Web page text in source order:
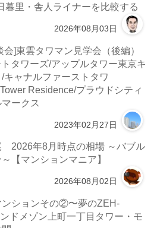
暮里・舎人ライナーを比較する
2026年08月03日
会]東雲タワマン見学会（後編）
タワーズ/アップルタワー東京キ
キャナルファーストタワ
Residence/プラウドシティ
ークス
2023年02月27日
2026年8月時点の相場 ～バブル
【マンションマニア】
2026年08月02日
ンションその②〜夢のZEH-
ドメゾン上町一丁目タワー・モ